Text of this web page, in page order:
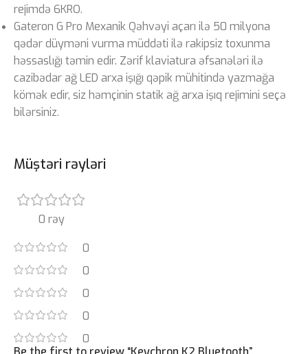
rejimdə 6KRO.
Gateron G Pro Mexanik Qəhvəyi açarı ilə 50 milyona
qədər düyməni vurma müddəti ilə rakipsiz toxunma
həssaslığı təmin edir. Zərif klaviatura əfsanələri ilə
cazibədar ağ LED arxa işığı qəpik mühitində yazmağa
kömək edir, siz həmçinin statik ağ arxa işıq rejimini seçə
bilərsiniz.
Müştəri rəyləri
0 rəy
0
0
0
0
0